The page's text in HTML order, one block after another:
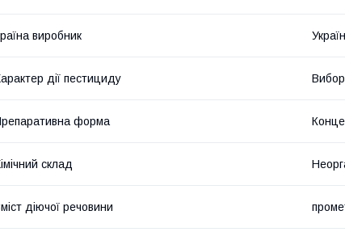
виробник
дії пестициду
форма
склад
діючої речовини